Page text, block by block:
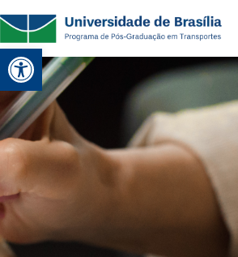
Abrir a barra de